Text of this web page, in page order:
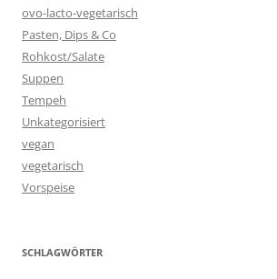
ovo-lacto-vegetarisch
Pasten, Dips & Co
Rohkost/Salate
Suppen
Tempeh
Unkategorisiert
vegan
vegetarisch
Vorspeise
SCHLAGWÖRTER